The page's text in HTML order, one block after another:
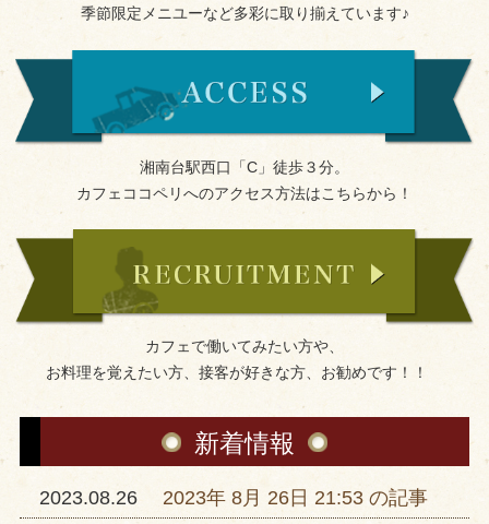
季節限定メニユーなど多彩に取り揃えています♪
湘南台駅西口「C」徒歩３分。
カフェココペリへのアクセス方法はこちらから！
カフェで働いてみたい方や、
お料理を覚えたい方、接客が好きな方、お勧めです！！
新着情報
2023.08.26
2023年 8月 26日 21:53 の記事